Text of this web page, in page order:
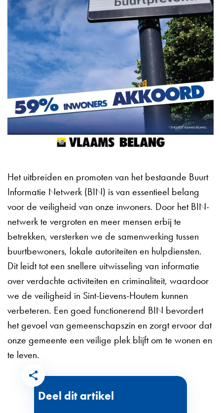
Het uitbreiden en promoten van het bestaande Buurt
Informatie Netwerk (BIN) is van essentieel belang
voor de veiligheid van onze inwoners. Door het BIN-
netwerk te vergroten en meer mensen erbij te
betrekken, versterken we de samenwerking tussen
buurtbewoners, lokale autoriteiten en hulpdiensten.
Dit leidt tot een snellere uitwisseling van informatie
over verdachte activiteiten en criminaliteit, waardoor
we de veiligheid in Sint-Lievens-Houtem kunnen
verbeteren. Een goed functionerend BIN bevordert
het gevoel van gemeenschapszin en zorgt ervoor dat
onze gemeente een veilige plek blijft om te wonen en
te leven.
Deel dit artikel